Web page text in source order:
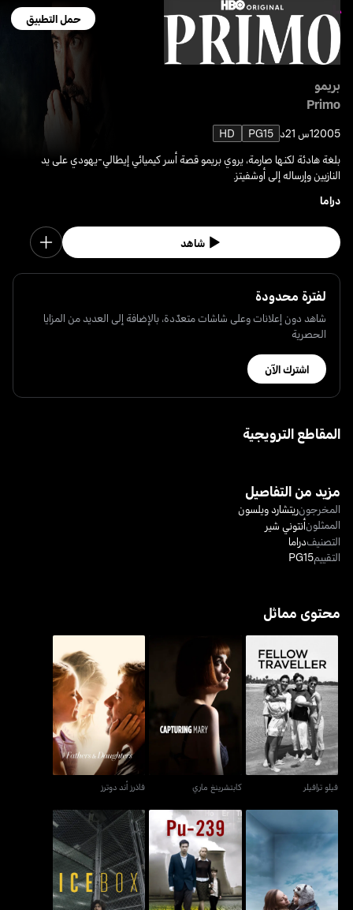
حمل التطبيق
بريمو
Primo
20051س 21د PG15
HD
بلغة هادئة لكنها صارمة، يروي بريمو قصة أسر كيميائي إيطالي-يهودي على يد
النازيين وإرساله إلى أوشفيتز.
دراما
شاهد
لفترة محدودة
شاهد دون إعلانات وعلى شاشات متعدّدة، بالإضافة إلى العديد من المزايا
الحصرية
اشترك الآن
المقاطع الترويجية
مزيد من التفاصيل
المخرجونريتشارد ويلسون
الممثلونأنتوني شير
التصنيفدراما
التقييمPG15
محتوى مماثل
فيلو ترافيلر
فيلو ترافيلر
كابتشرينغ ماري
كابتشرينغ ماري
فاذرز أند دوترز
فاذرز أند دوترز
روم بي يو-239 آيسبوكس